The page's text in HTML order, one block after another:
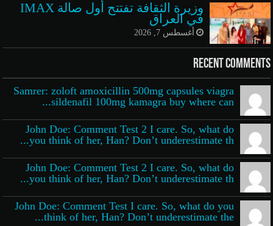
وزيرة الثقافة تفتتح أول صالة IMAX
في العراق
أغسطس 7, 2026
Recent Comments
Samrer: zoloft amoxicillin 500mg capsules viagra
sildenafil 100mg kamagra buy where can...
John Doe: Comment Test 2 I care. So, what do
you think of her, Han? Don’t underestimate th...
John Doe: Comment Test 2 I care. So, what do
you think of her, Han? Don’t underestimate th...
John Doe: Comment Test I care. So, what do you
think of her, Han? Don’t underestimate the...